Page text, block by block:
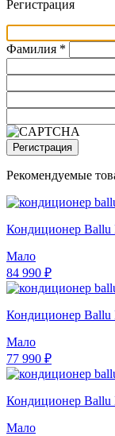
Регистрация
Фамилия *
Регистрация
Рекомендуемые
Кондиционер Ballu
Мало
84 990 ₽
Кондиционер Ballu
Мало
77 990 ₽
Кондиционер Ballu
Мало